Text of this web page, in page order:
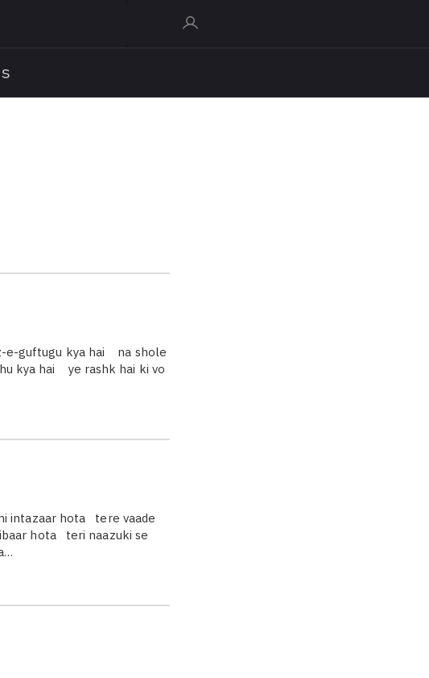
e-guftugu kya hai na shole
kya hai ye rashk hai ki vo
intazaar hota tere vaade
hota teri naazuki se